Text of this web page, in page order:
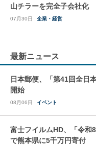
山チラーを完全子会社化
07月30日 企業・経営
最新ニュース
日本郵便、「第41回全日
開始
08月06日 イベント
富士フイルムHD、「令和
で熊本県に5千万円寄付